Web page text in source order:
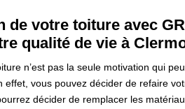
de votre toiture avec
qualité de vie à
n’est pas la seule motivation qui
effet, vous pouvez décider de refaire
décider de remplacer les